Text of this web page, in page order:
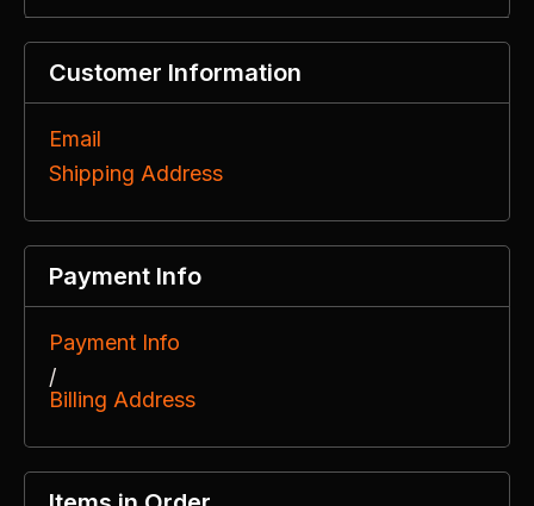
Customer Information
Email
Shipping Address
Payment Info
Payment Info
/
Billing Address